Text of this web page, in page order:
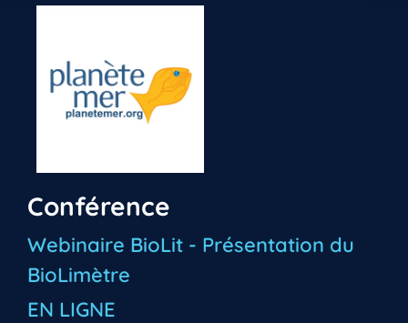
Conférence
Webinaire BioLit - Présentation du
BioLimètre
EN LIGNE